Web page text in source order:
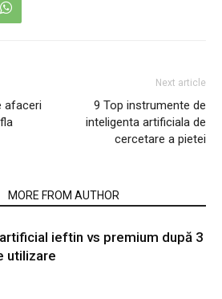
afaceri
Next article
9 Top instrumente de
inteligenta artificiala de
cercetare a pietei
MORE FROM AUTHOR
ieftin vs premium după 3
utilizare